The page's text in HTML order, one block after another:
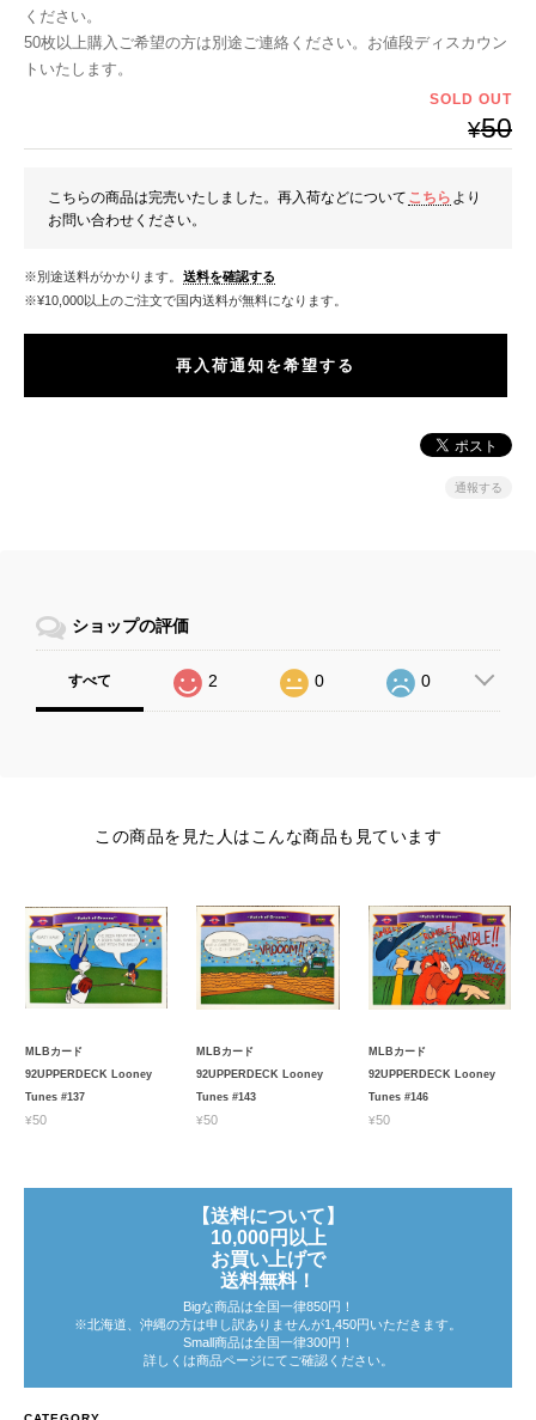
ください。
50枚以上購入ご希望の方は別途ご連絡ください。お値段ディスカウン
トいたします。
SOLD OUT
¥50
こちらの商品は完売いたしました。再入荷などについて こちら より
お問い合わせください。
※別途送料がかかります。 送料を確認する
※¥10,000以上のご注文で国内送料が無料になります。
再入荷通知を希望する
通報する
ショップの評価
すべて 2 0 0
この商品を見た人はこんな商品も見ています
MLBカード
92UPPERDECK Looney
Tunes #137
¥50
MLBカード
92UPPERDECK Looney
Tunes #143
¥50
MLBカード
92UPPERDECK Looney
Tunes #146
¥50
【送料について】
10,000円以上
お買い上げで
送料無料！
Bigな商品は全国一律850円！
※北海道、沖縄の方は申し訳ありませんが1,450円いただきます。
Small商品は全国一律300円！
詳しくは商品ページにてご確認ください。